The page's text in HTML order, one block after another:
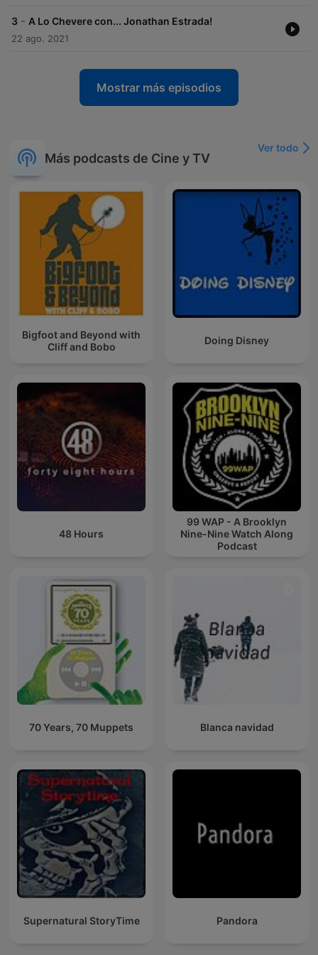
3 - A Lo Chevere con... Jonathan Estrada!
22 ago. 2021
Mostrar más episodios
Más podcasts de Cine y TV
Ver todo
Bigfoot and Beyond with
Cliff and Bobo
Doing Disney
48 Hours
99 WAP - A Brooklyn
Nine-Nine Watch Along
Podcast
70 Years, 70 Muppets Blanca navidad
Supernatural StoryTime Pandora